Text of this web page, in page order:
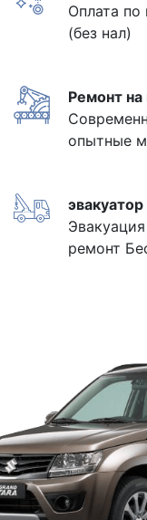
Оплата по
(без нал)
Ремонт
опытные
эвакуатор
ремонт